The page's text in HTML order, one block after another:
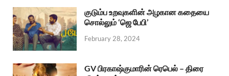
குடும்ப உறவுகளின் அழகான கதையை
சொல்லும் ‘ஜெ பேபி’
February 28, 2024
GV பிரகாஷ்குமாரின் ரெபெல் – திரை